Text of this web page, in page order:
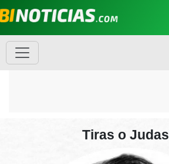
Tiras o Judas